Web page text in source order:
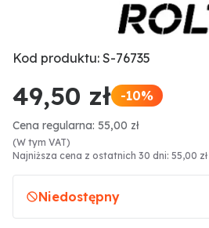
Kod produktu: S-76735
49,50 zł -10%
Cena regularna: 55,00 zł
(W tym VAT)
Najniższa cena z ostatnich 30 dni: 55,00 zł
Niedostępny